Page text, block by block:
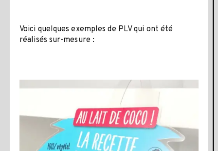
Voici quelques exemples de PLV qui ont été
réalisés sur-mesure :